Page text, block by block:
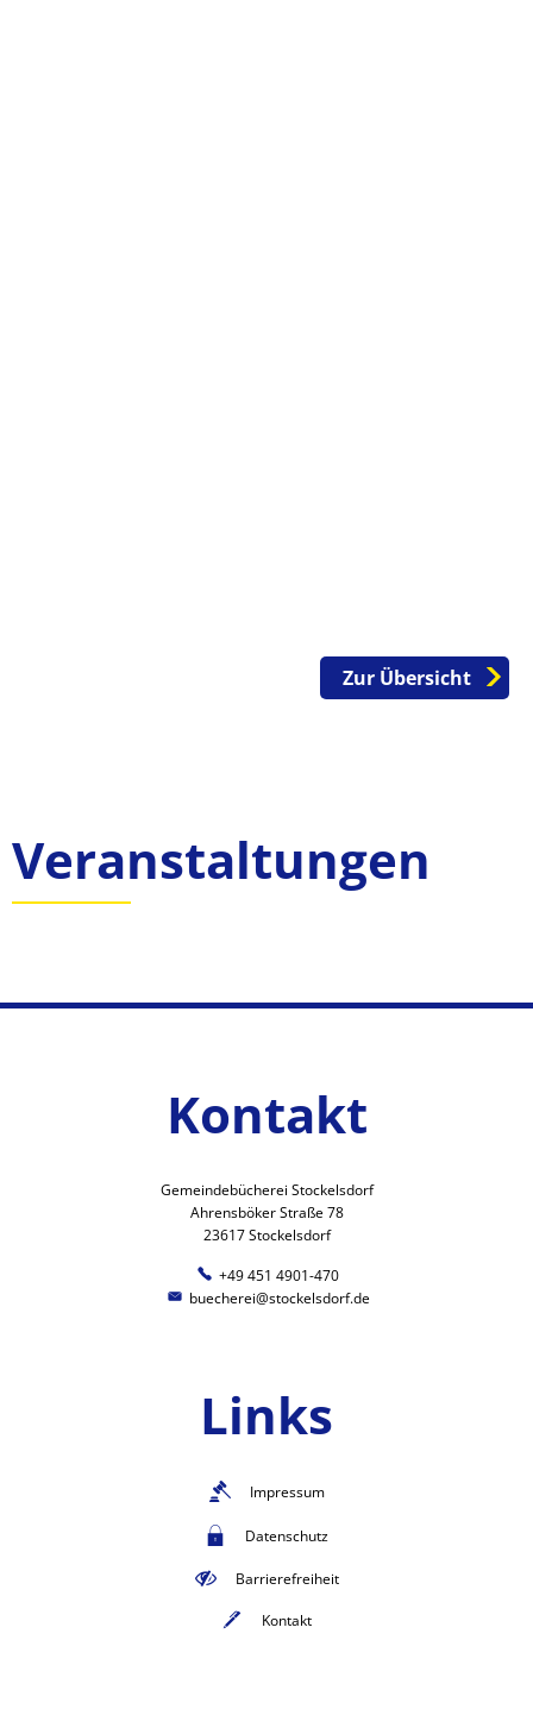
Zur Übersicht
Veranstaltungen
Kontakt
Gemeindebücherei Stockelsdorf
Ahrensböker Straße 78
23617 Stockelsdorf
+49 451 4901-470
buecherei@stockelsdorf.de
Links
Impressum
Datenschutz
Barrierefreiheit
Kontakt